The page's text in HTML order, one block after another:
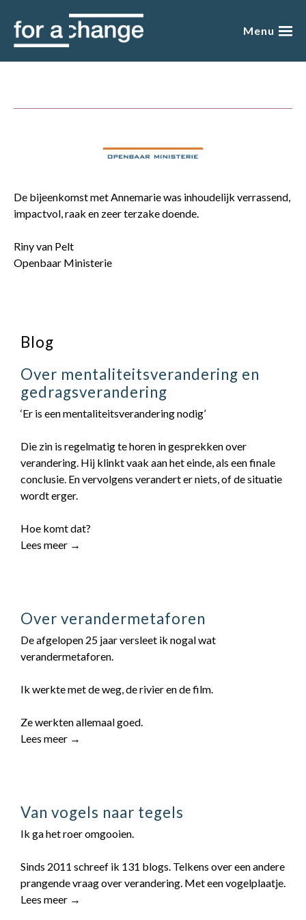
content
Menu
presentaties
academy
boeken
De bijeenkomst met Annemarie was inhoudelijk verrassend,
impactvol, raak en zeer terzake doende.
Riny van Pelt
Openbaar Ministerie
Blog
Over mentaliteitsverandering en
gedragsverandering
‘Er is een mentaliteitsverandering nodig’
Die zin is regelmatig te horen in gesprekken over
verandering. Hij klinkt vaak aan het einde, als een finale
conclusie. En vervolgens verandert er niets, of de situatie
wordt erger.
Hoe komt dat?
Lees meer →
Over verandermetaforen
De afgelopen 25 jaar versleet ik nogal wat
verandermetaforen.
Ik werkte met de weg, de rivier en de film.
Ze werkten allemaal goed.
Lees meer →
Van vogels naar tegels
Ik ga het roer omgooien.
Sinds 2011 schreef ik 131 blogs. Telkens over een andere
prangende vraag over verandering. Met een vogelplaatje.
Lees meer →